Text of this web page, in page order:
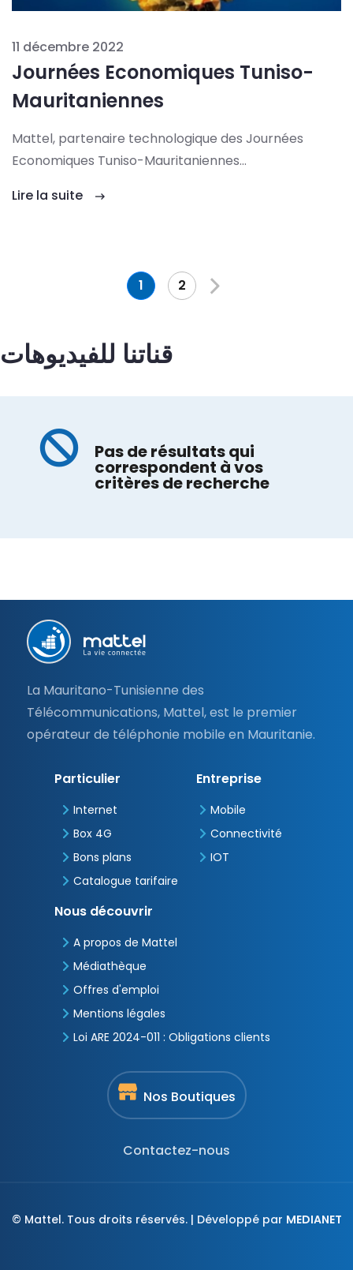
11 décembre 2022
Journées Economiques Tuniso-
Mauritaniennes
Mattel, partenaire technologique des Journées
Economiques Tuniso-Mauritaniennes…
Lire la suite
1 2
قناتنا للفيديوهات
Pas de résultats qui
correspondent à vos
critères de recherche
La Mauritano-Tunisienne des
Télécommunications, Mattel, est le premier
opérateur de téléphonie mobile en Mauritanie.
Pied
de
page
Particulier
Internet
Box 4G
Bons plans
Catalogue tarifaire
Entreprise
Mobile
Connectivité
IOT
Nous découvrir
A propos de Mattel
Médiathèque
Offres d'emploi
Mentions légales
Loi ARE 2024-011 : Obligations clients
Nos Boutiques
Contactez-nous
© Mattel. Tous droits réservés. | Développé par MEDIANET